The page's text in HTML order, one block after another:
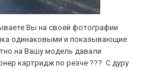
Вы на своей фотографии
одинаковыми и показывающие
на Вашу модель давали
картридж по резче ??? С дуру